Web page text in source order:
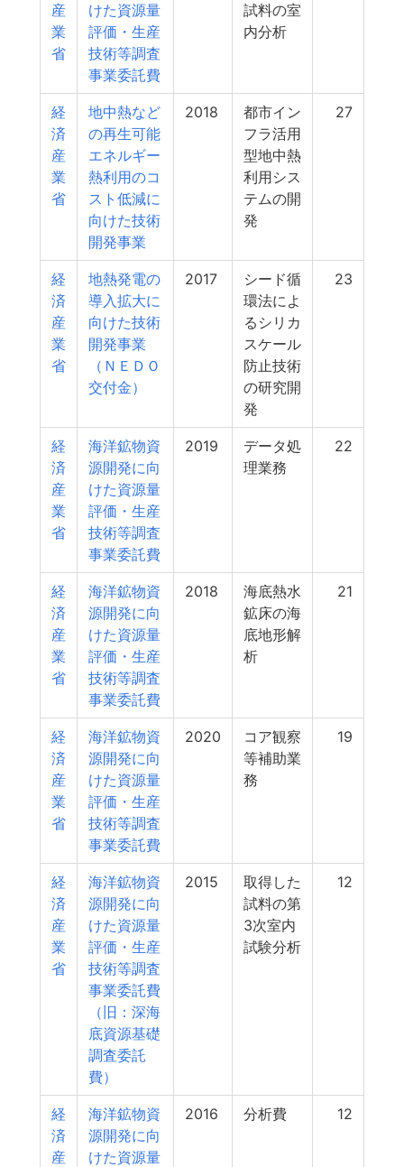
産
業
省
けた資源量
評価・生産
技術等調査
事業委託費
試料の室
内分析
経
済
産
業
省
地中熱など
の再生可能
エネルギー
熱利用のコ
スト低減に
向けた技術
開発事業
2018
都市イン
フラ活用
型地中熱
利用シス
テムの開
発
27
経
済
産
業
省
地熱発電の
導入拡大に
向けた技術
開発事業
（ＮＥＤＯ
交付金）
2017
シード循
環法によ
るシリカ
スケール
防止技術
の研究開
発
23
経
済
産
業
省
海洋鉱物資
源開発に向
けた資源量
評価・生産
技術等調査
事業委託費
2019
データ処
理業務
22
経
済
産
業
省
海洋鉱物資
源開発に向
けた資源量
評価・生産
技術等調査
事業委託費
2018
海底熱水
鉱床の海
底地形解
析
21
経
済
産
業
省
海洋鉱物資
源開発に向
けた資源量
評価・生産
技術等調査
事業委託費
2020
コア観察
等補助業
務
19
経
済
産
業
省
海洋鉱物資
源開発に向
けた資源量
評価・生産
技術等調査
事業委託費
（旧：深海
底資源基礎
調査委託
費）
2015
取得した
試料の第
3次室内
試験分析
12
経
済
産
海洋鉱物資
源開発に向
けた資源量
2016 分析費 12